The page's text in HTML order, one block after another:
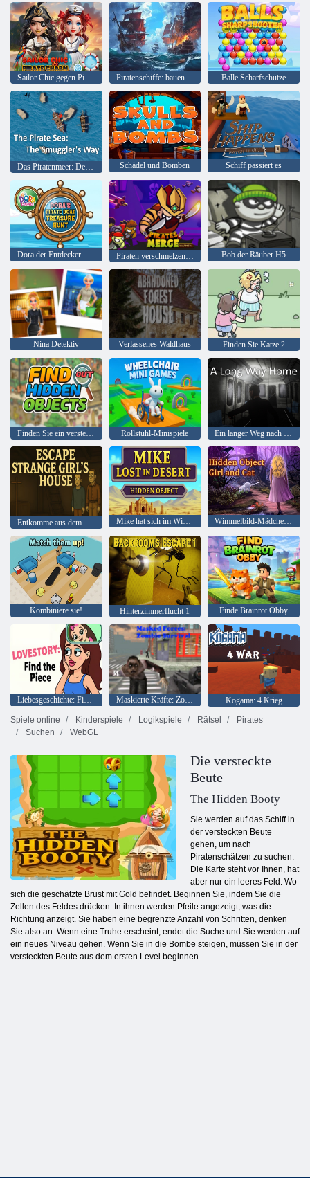
Sailor Chic gegen Pirate Charme Piratenschiffe: bauen und kämpfen Bälle Scharfschütze
Schädel und Bomben Schiff passiert es
Dora der Entdecker Doras Piratenboot-Schatzsuche Piraten verschmelzen: Kriegspfad Bob der Räuber H5
Nina Detektiv Verlassenes Waldhaus Finden Sie Katze 2
Finden Sie ein verstecktes Objekt heraus Rollstuhl-Minispiele Ein langer Weg nach Hause
Mike hat sich im Wimmelbild der Wüste verirrt Wimmelbild-Mädchen und Katze
Kombiniere sie! Hinterzimmerflucht 1 Finde Brainrot Obby
Liebesgeschichte: Finde das Stück Maskierte Kräfte: Zombie-Überleben
Kogama: 4 Krieg
Spiele online
Kinderspiele Logikspiele Rätsel
Pirates
Suchen
WebGL
Die versteckte
Beute
The Hidden Booty
Sie werden auf das Schiff in
der versteckten Beute
gehen, um nach
Piratenschätzen zu suchen.
Die Karte steht vor Ihnen, hat
aber nur ein leeres Feld. Wo
sich die geschätzte Brust mit Gold befindet. Beginnen Sie, indem Sie die
Zellen des Feldes drücken. In ihnen werden Pfeile angezeigt, was die
Richtung anzeigt. Sie haben eine begrenzte Anzahl von Schritten, denken
Sie also an. Wenn eine Truhe erscheint, endet die Suche und Sie werden auf
ein neues Niveau gehen. Wenn Sie in die Bombe steigen, müssen Sie in der
versteckten Beute aus dem ersten Level beginnen.